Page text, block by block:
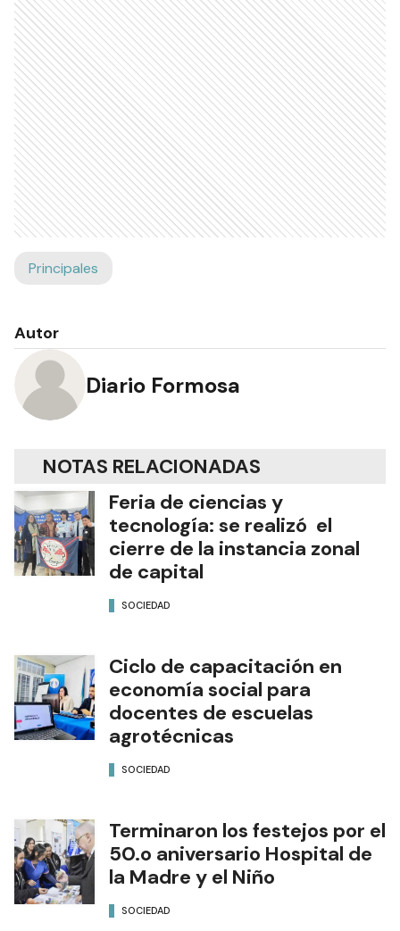
Principales
Autor
Diario Formosa
NOTAS RELACIONADAS
Feria de ciencias y
tecnología: se realizó el
cierre de la instancia zonal
de capital
SOCIEDAD
Ciclo de capacitación en
economía social para
docentes de escuelas
agrotécnicas
SOCIEDAD
Terminaron los festejos por el
50.o aniversario Hospital de
la Madre y el Niño
SOCIEDAD